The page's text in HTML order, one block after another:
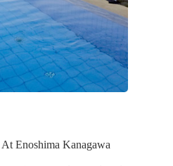
At Enoshima Kanagawa